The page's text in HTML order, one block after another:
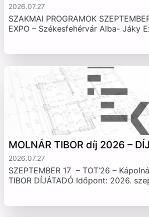
2026.07.27
SZAKMAI PROGRAMOK
EXPO – Székesfehérvár Alba- Jáky
MOLNÁR TIBOR díj 2026 –
2026.07.27
SZEPTEMBER 17 – TOT’26 –
TIBOR DÍJÁTADÓ Időpont: 2026.